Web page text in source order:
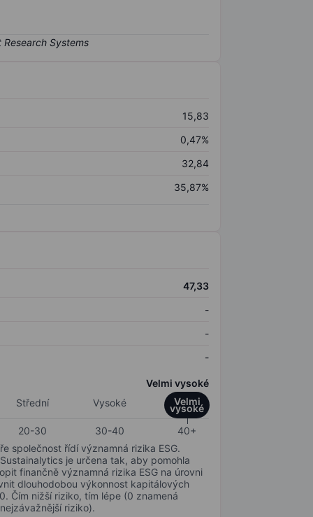
15,83
0,47%
32,84
35,87%
47,33
-
-
-
Velmi vysoké
Střední Vysoké Velmi
vysoké
20-30 30-40
40+
společnost řídí významná rizika ESG.
je určena tak, aby pomohla
finančně významná rizika ESG na úrovni
dlouhodobou výkonnost kapitálových
Čím nižší riziko, tím lépe (0 znamená
riziko).